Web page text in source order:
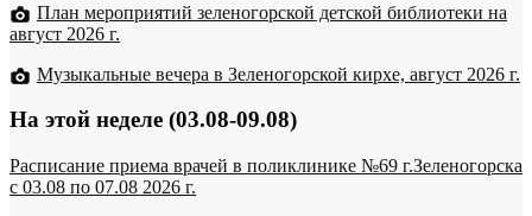
План мероприятий зеленогорской детской библиотеки на
август 2026 г.
Музыкальные вечера в Зеленогорской кирхе, август 2026 г.
На этой неделе (03.08-09.08)
Расписание приема врачей в поликлинике №69 г.Зеленогорска
c 03.08 по 07.08 2026 г.